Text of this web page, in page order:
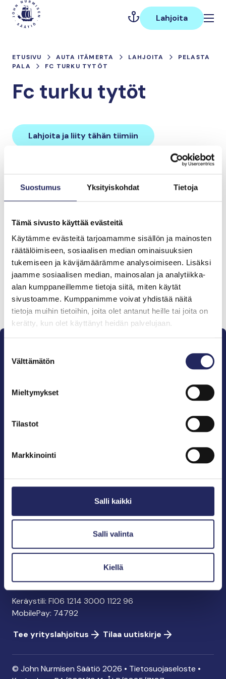
Suostumus Yksityiskohdat Tietoja
Tämä sivusto käyttää evästeitä
Käytämme evästeitä tarjoamamme sisällön ja mainosten
räätälöimiseen, sosiaalisen median ominaisuuksien
tukemiseen ja kävijämäärämme analysoimiseen. Lisäksi
jaamme sosiaalisen median, mainosalan ja analytiikka-
alan kumppaneillemme tietoja siitä, miten käytät
sivustoamme. Kumppanimme voivat yhdistää näitä
tietoja muihin tietoihin, joita olet antanut heille tai joita on
kerätty, kun olet käyttänyt heidän palvelujaan.
valinta
Välttämätön
Mieltymykset
Tilastot
Markkinointi
Salli kaikki
Salli valinta
Kiellä
Hyppää
sisältöön
Päävalikko
Lahjoita
ETUSIVU AUTA ITÄMERTA LAHJOITA
PELASTA
PALA
FC TURKU TYTÖT
Fc turku tytöt
Lahjoita ja liity tähän tiimiin
Tiimin lahjoitukset yhteensä:
Tiimille tehdyt
lahjoitukset
Lahjoita ja liity tähän tiimiin
Pelastamme Itämeren ja sen perinnön tuleville
John Nurmisen Säätiö on Itämeren suojelija, meren
info@jnfoundation.fi
Kaikki yhteystiedot
Tee lahjoitus
Keräystili: FI06 1214 3000 1122 96
MobilePay: 74792
Tee yrityslahjoitus
Tilaa uutiskirje
© John Nurmisen Säätiö 2026 • Tietosuojaseloste •